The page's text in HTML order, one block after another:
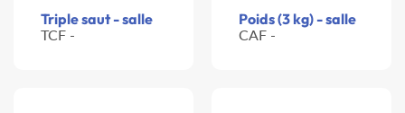
Triple saut - salle
TCF -
Poids (3 kg) - salle
CAF -